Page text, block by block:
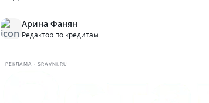
Арина Фанян
Редактор по кредитам
РЕКЛАМА • SRAVNI.RU